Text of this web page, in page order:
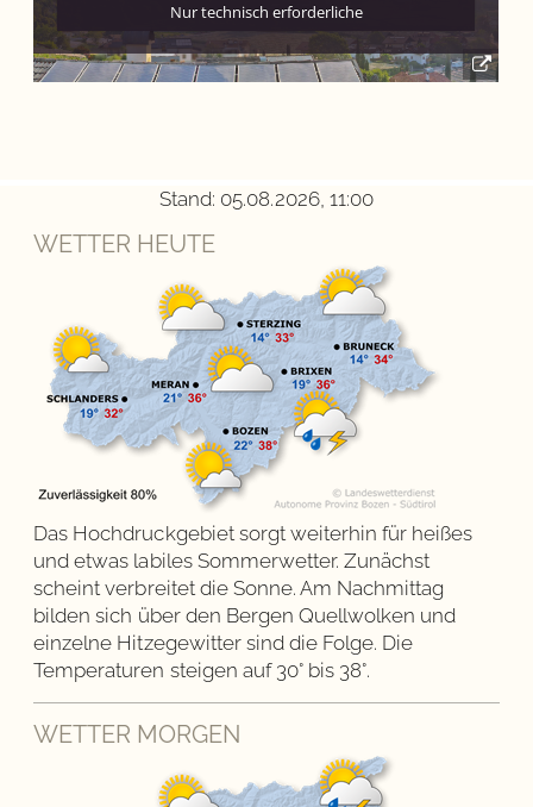
Stand: 05.08.2026, 11:00
WETTER HEUTE
Das Hochdruckgebiet sorgt weiterhin für heißes
und etwas labiles Sommerwetter. Zunächst
scheint verbreitet die Sonne. Am Nachmittag
bilden sich über den Bergen Quellwolken und
einzelne Hitzegewitter sind die Folge. Die
Temperaturen steigen auf 30° bis 38°.
WETTER MORGEN